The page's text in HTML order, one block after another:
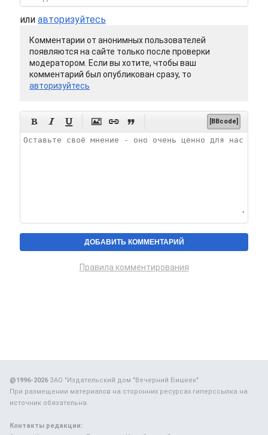
или авторизуйтесь
Комментарии от анонимных пользователей
появляются на сайте только после проверки
модератором. Если вы хотите, чтобы ваш
комментарий был опубликован сразу, то
авторизуйтесь
      [BBcode]
Правила комментирования
@1996-2026ЗАО "Издательский дом "Вечерний Бишкек"
При размещении материалов на сторонних ресурсах гиперссылка на
источник обязательна.
Контакты редакции: